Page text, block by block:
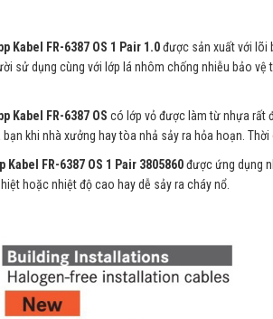
Kabel FR-6387 OS 1 Pair 1.0được sản xuất với lõi
sử dụng cùng với lớp lá nhôm chống nhiễu bảo
Kabel FR-6387 OS có lớp vỏ được làm từ nhựa rất
khi nhà xưởng hay tòa nhả sảy ra hỏa hoạn.
Kabel FR-6387 OS 1 Pair 3805860được ứng dụng
hoặc nhiệt độ cao hay dễ sảy ra cháy nổ.